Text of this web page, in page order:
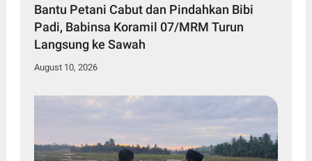
Bantu Petani Cabut dan Pindahkan Bibi
Padi, Babinsa Koramil 07/MRM Turun
Langsung ke Sawah
August 10, 2026